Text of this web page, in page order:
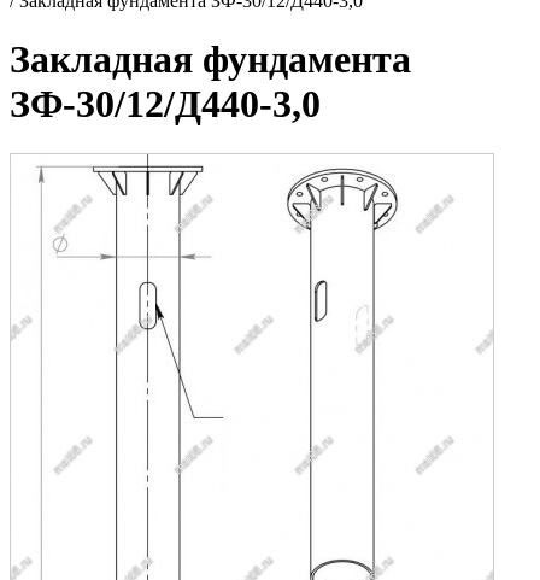
Закладная фундамента
ЗФ-30/12/Д440-3,0